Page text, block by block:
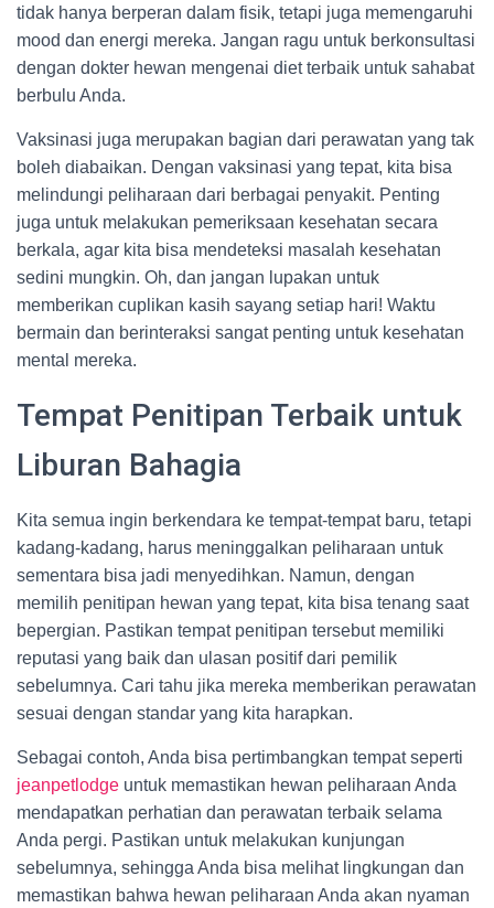
tidak hanya berperan dalam fisik, tetapi juga memengaruhi
mood dan energi mereka. Jangan ragu untuk berkonsultasi
dengan dokter hewan mengenai diet terbaik untuk sahabat
berbulu Anda.
Vaksinasi juga merupakan bagian dari perawatan yang tak
boleh diabaikan. Dengan vaksinasi yang tepat, kita bisa
melindungi peliharaan dari berbagai penyakit. Penting
juga untuk melakukan pemeriksaan kesehatan secara
berkala, agar kita bisa mendeteksi masalah kesehatan
sedini mungkin. Oh, dan jangan lupakan untuk
memberikan cuplikan kasih sayang setiap hari! Waktu
bermain dan berinteraksi sangat penting untuk kesehatan
mental mereka.
Tempat Penitipan Terbaik untuk
Liburan Bahagia
Kita semua ingin berkendara ke tempat-tempat baru, tetapi
kadang-kadang, harus meninggalkan peliharaan untuk
sementara bisa jadi menyedihkan. Namun, dengan
memilih penitipan hewan yang tepat, kita bisa tenang saat
bepergian. Pastikan tempat penitipan tersebut memiliki
reputasi yang baik dan ulasan positif dari pemilik
sebelumnya. Cari tahu jika mereka memberikan perawatan
sesuai dengan standar yang kita harapkan.
Sebagai contoh, Anda bisa pertimbangkan tempat seperti
jeanpetlodge untuk memastikan hewan peliharaan Anda
mendapatkan perhatian dan perawatan terbaik selama
Anda pergi. Pastikan untuk melakukan kunjungan
sebelumnya, sehingga Anda bisa melihat lingkungan dan
memastikan bahwa hewan peliharaan Anda akan nyaman